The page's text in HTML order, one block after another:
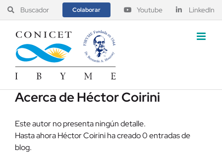
Saltar
contenido
Buscador Colaborar Youtube LinkedIn
Acerca deHéctor Coirini
Este autor no presenta ningún detalle.
Hasta ahora Héctor Coirini ha creado 0 entradas de
blog.